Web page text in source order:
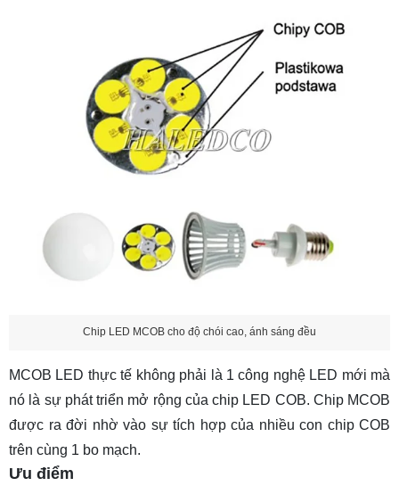
Chip LED MCOB cho độ chói cao, ánh sáng đều
MCOB LED thực tế không phải là 1 công nghệ LED mới mà
nó là sự phát triển mở rộng của chip LED COB. Chip MCOB
được ra đời nhờ vào sự tích hợp của nhiều con chip COB
trên cùng 1 bo mạch.
Ưu điểm